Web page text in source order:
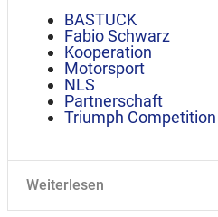
BASTUCK
Fabio Schwarz
Kooperation
Motorsport
NLS
Partnerschaft
Triumph Competition
Weiterlesen